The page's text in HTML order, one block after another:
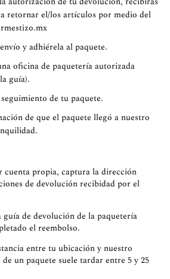
retornar el/los artículos por medio del
y adhiérela al paquete.
oficina de paquetería autorizada
guía).
de tu paquete.
de que el paquete llegó a nuestro
cuenta propia, captura la dirección
de devolución recibidad por el
de devolución de la paquetería
el reembolso.
entre tu ubicación y nuestro
un paquete suele tardar entre 5 y 25